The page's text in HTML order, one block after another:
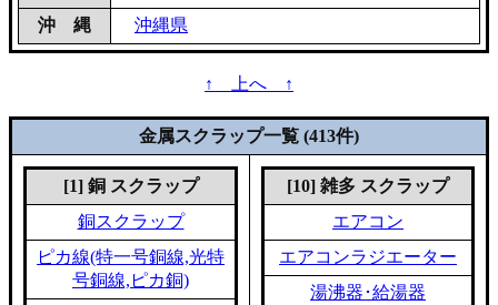
沖 縄
沖縄県
↑ 上へ ↑
金属スクラップ一覧 (413件)
[1] 銅 スクラップ
銅スクラップ
ピカ線(特一号銅線,光特
号銅線,ピカ銅)
[10] 雑多 スクラップ
エアコン
エアコンラジエーター
湯沸器･給湯器